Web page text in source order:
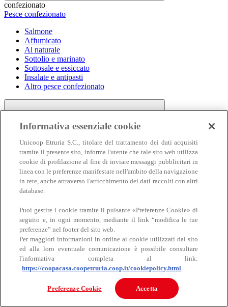
confezionato
Pesce confezionato
Salmone
Affumicato
Al naturale
Sottolio e marinato
Sottosale e essiccato
Insalate e antipasti
Altro pesce confezionato
Carne
Carne
Bovino
Informativa essenziale cookie
Unicoop Etruria S.C., titolare del trattamento dei dati acquisiti
tramite il presente sito, informa l'utente che tale sito web utilizza
cookie di profilazione al fine di inviare messaggi pubblicitari in
linea con le preferenze manifestate nell'ambito della navigazione
in rete, anche attraverso l'arricchimento dei dati raccolti con altri
database.
Puoi gestire i cookie tramite il pulsante «Preferenze Cookie» di
seguito e, in ogni momento, mediante il link “modifica le tue
preferenze” nel footer del sito web.
Per maggiori informazioni in ordine ai cookie utilizzati dal sito
ed alla loro eventuale comunicazione è possibile consultare
l'informativa completa al link:
https://coopacasa.coopetruria.coop.it/cookiepolicy.html
Preferenze Cookie Accetta